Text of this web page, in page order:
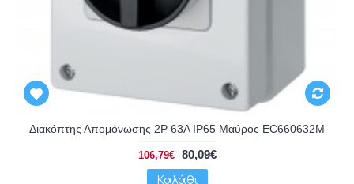
Διακόπτης Απομόνωσης 2P 63A IP65 Μαύρος EC660632M
106,79€ 80,09€
Καλάθι